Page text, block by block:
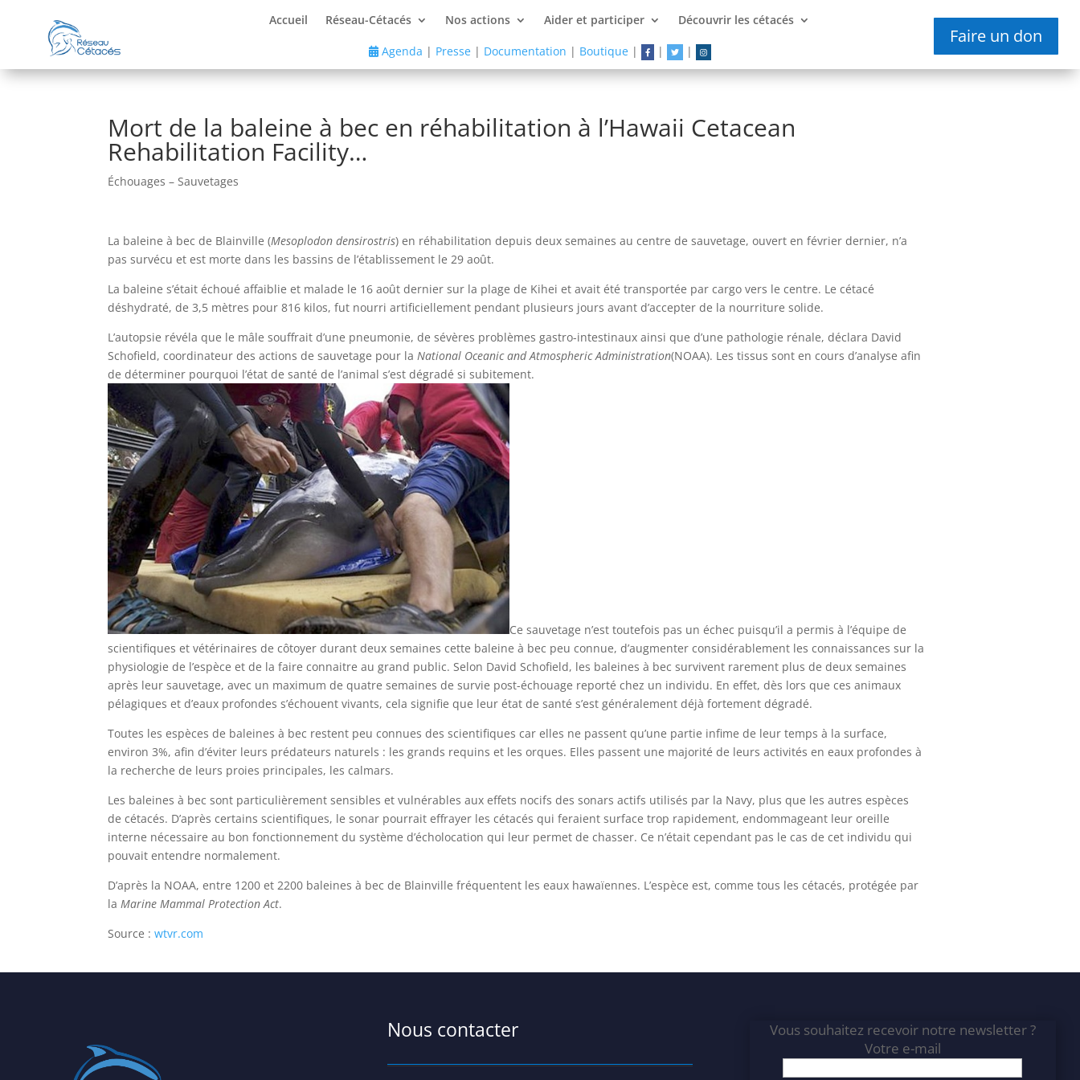
Accueil Réseau-Cétacés Nos actions Aider et participer Découvrir les cétacés
Agenda | Presse| Documentation | Boutique| | |
Faire un don
Mort de la baleine à bec en réhabilitation à l’Hawaii Cetacean
Rehabilitation Facility…
Échouages – Sauvetages
La baleine à bec de Blainville (Mesoplodon densirostris) en réhabilitation depuis deux semaines au centre de sauvetage, ouvert en février dernier, n’a
pas survécu et est morte dans les bassins de l’établissement le 29 août.
La baleine s’était échoué affaiblie et malade le 16 août dernier sur la plage de Kihei et avait été transportée par cargo vers le centre. Le cétacé
déshydraté, de 3,5 mètres pour 816 kilos, fut nourri artificiellement pendant plusieurs jours avant d’accepter de la nourriture solide.
L’autopsie révéla que le mâle souffrait d’une pneumonie, de sévères problèmes gastro-intestinaux ainsi que d’une pathologie rénale, déclara David
Schofield, coordinateur des actions de sauvetage pour laNational Oceanic and Atmospheric Administration(NOAA). Les tissus sont en cours d’analyse afin
de déterminer pourquoi l’état de santé de l’animal s’est dégradé si subitement.
Ce sauvetage n’est toutefois pas un échec puisqu’il a permis à l’équipe de
scientifiques et vétérinaires de côtoyer durant deux semaines cette baleine à bec peu connue, d’augmenter considérablement les connaissances sur la
physiologie de l’espèce et de la faire connaitre au grand public. Selon David Schofield, les baleines à bec survivent rarement plus de deux semaines
après leur sauvetage, avec un maximum de quatre semaines de survie post-échouage reporté chez un individu. En effet, dès lors que ces animaux
pélagiques et d’eaux profondes s’échouent vivants, cela signifie que leur état de santé s’est généralement déjà fortement dégradé.
Toutes les espèces de baleines à bec restent peu connues des scientifiques car elles ne passent qu’une partie infime de leur temps à la surface,
environ 3%, afin d’éviter leurs prédateurs naturels : les grands requins et les orques. Elles passent une majorité de leurs activités en eaux profondes à
la recherche de leurs proies principales, les calmars.
Les baleines à bec sont particulièrement sensibles et vulnérables aux effets nocifs des sonars actifs utilisés par la Navy, plus que les autres espèces
de cétacés. D’après certains scientifiques, le sonar pourrait effrayer les cétacés qui feraient surface trop rapidement, endommageant leur oreille
interne nécessaire au bon fonctionnement du système d’écholocation qui leur permet de chasser. Ce n’était cependant pas le cas de cet individu qui
pouvait entendre normalement.
D’après la NOAA, entre 1200 et 2200 baleines à bec de Blainville fréquentent les eaux hawaïennes. L’espèce est, comme tous les cétacés, protégée par
la Marine Mammal Protection Act.
Source :wtvr.com
Nous contacter
Vous souhaitez recevoir notre newsletter ?
Votre e-mail